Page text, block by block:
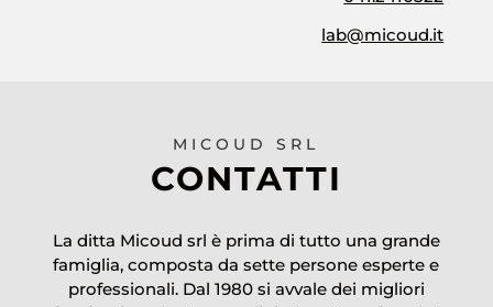
lab@micoud.it
MICOUD SRL
CONTATTI
La ditta Micoud srl è prima di tutto una grande
famiglia, composta da sette persone esperte e
professionali. Dal 1980 si avvale dei migliori